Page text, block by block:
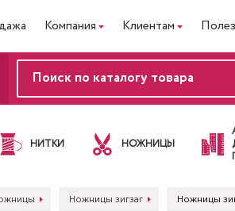
Компания Клиентам
НИТКИ НОЖНИЦЫ
Ножницы зигзаг Ножницы